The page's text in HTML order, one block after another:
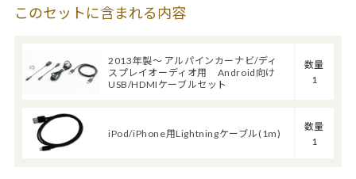
このセットに含まれる内容
2013年製～ アルパインカーナビ/ディ
スプレイオーディオ用 Android向け
USB/HDMIケーブルセット
数量
1
iPod/iPhone用Lightningケーブル(1m)
数量
1